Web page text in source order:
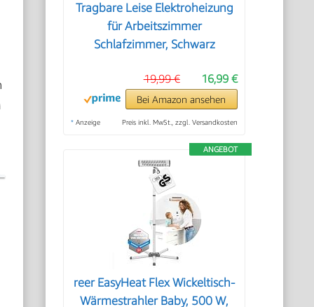
Tragbare Leise Elektroheizung
für Arbeitszimmer
Schlafzimmer, Schwarz
16,99 €
19,99 €
Bei Amazon ansehen
* Anzeige Preis inkl. MwSt., zzgl. Versandkosten
ANGEBOT
reer EasyHeat Flex Wickeltisch-
Wärmestrahler Baby, 500 W,